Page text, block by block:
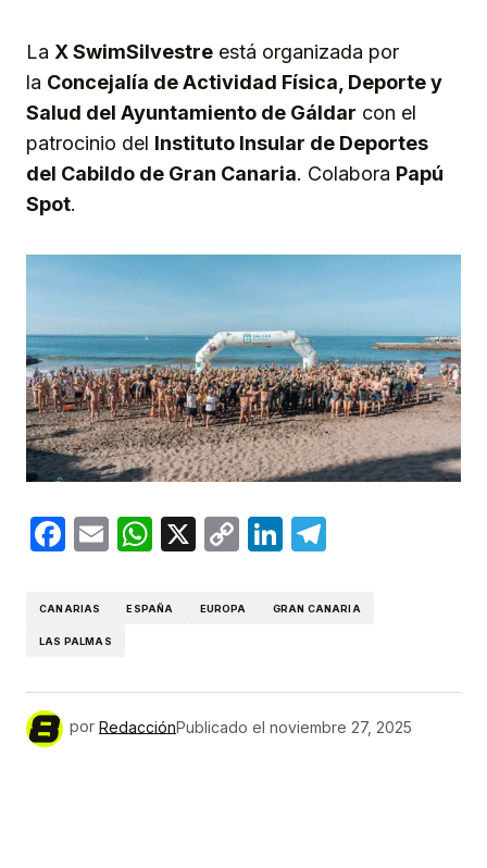
La X SwimSilvestre está organizada por
la Concejalía de Actividad Física, Deporte y
Salud del Ayuntamiento de Gáldar con el
patrocinio del Instituto Insular de Deportes
del Cabildo de Gran Canaria. Colabora Papú
Spot.
Facebook
EmailWhatsApp
X
CopyLinkedIn
CANARIAS ESPAÑA EUROPA GRAN CANARIA
LAS PALMAS
por RedacciónPublicado el noviembre 27, 2025